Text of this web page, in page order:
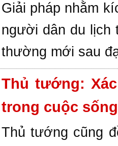
Giải pháp nhằm
người dân du lịch
thường mới sau
Thủ tướng:
trong cuộc
Thủ tướng cũng